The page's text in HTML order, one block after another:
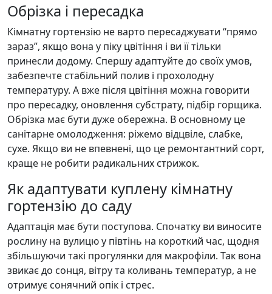
Обрізка і пересадка
Кімнатну гортензію не варто пересаджувати “прямо
зараз”, якщо вона у піку цвітіння і ви її тільки
принесли додому. Спершу адаптуйте до своїх умов,
забезпечте стабільний полив і прохолодну
температуру. А вже після цвітіння можна говорити
про пересадку, оновлення субстрату, підбір горщика.
Обрізка має бути дуже обережна. В основному це
санітарне омолодження: ріжемо відцвіле, слабке,
сухе. Якщо ви не впевнені, що це ремонтантний сорт,
краще не робити радикальних стрижок.
Як адаптувати куплену кімнатну
гортензію до саду
Адаптація має бути поступова. Спочатку ви виносите
рослину на вулицю у півтінь на короткий час, щодня
збільшуючи такі прогулянки для макрофіли. Так вона
звикає до сонця, вітру та коливань температур, а не
отримує сонячний опік і стрес.